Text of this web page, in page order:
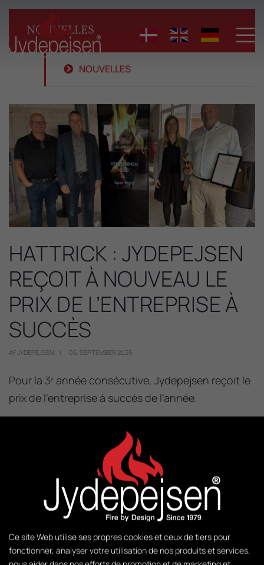

NOUVELLES
NOUVELLES
HATTRICK : JYDEPEJSEN
REÇOIT À NOUVEAU LE
PRIX DE L’ENTREPRISE À
SUCCÈS
AF JYDEPEJSEN 05. SEPTEMBER 2025
Pour la 3ᵉ année consécutive, Jydepejsen reçoit le
prix de l’entreprise à succès de l’année.
entreprises danoises qui ont démontré une
croissance durable et de solides résultats
financiers sur plusieurs années.
Nous sommes très heureux de recevoir une fois de
plus cette distinction.
Le directeur Kennet Rand déclare :
« Je suis très fier de diriger l’équipe Jydepejsen !
Ce site Web utilise ses propres cookies et ceux de tiers pour
fonctionner, analyser votre utilisation de nos produits et services,